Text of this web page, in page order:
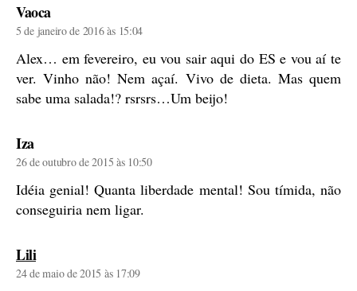
Vaocadiz:
5 de janeiro de 2016 às 15:04
Alex… em fevereiro, eu vou sair aqui do ES e vou aí te
ver. Vinho não! Nem açaí. Vivo de dieta. Mas quem
sabe uma salada!? rsrsrs…Um beijo!
Izadiz:
26 de outubro de 2015 às 10:50
Idéia genial! Quanta liberdade mental! Sou tímida, não
conseguiria nem ligar.
Lilidiz:
24 de maio de 2015 às 17:09